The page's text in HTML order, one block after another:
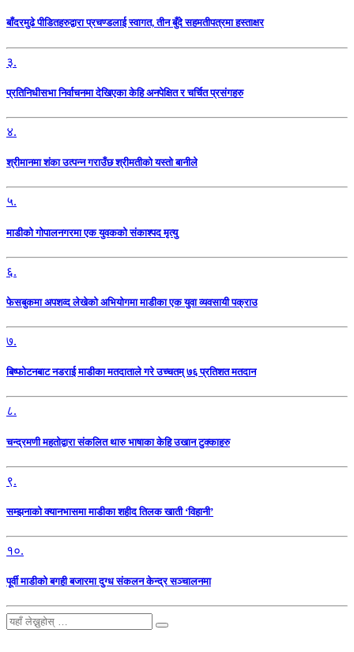
बाँदरमुढे पीडितहरुद्वारा प्रचण्डलाई स्वागत, तीन बुँदे सहमतीपत्रमा हस्ताक्षर
३.
प्रतिनिधीसभा निर्वाचनमा देखिएका केहि अनपेक्षित र चर्चित प्रसंगहरु
४.
श्रीमानमा शंका उत्पन्न गराउँछ श्रीमतीको यस्तो बानीले
५.
माडीको गोपालनगरमा एक युवकको संकाश्पद मृत्यु
६.
फेसबुकमा अपशव्द लेखेको अभियोगमा माडीका एक युवा व्यवसायी पक्राउ
७.
बिष्फोटनबाट नडराई माडीका मतदाताले गरे उच्चतम् ७६ प्रतिशत मतदान
८.
चन्द्रमणी महतोद्वारा संकलित थारु भाषाका केहि उखान टुक्काहरु
९.
सम्झनाको क्यानभासमा माडीका शहीद तिलक खाती ‘विहानी’
१०.
पूर्वी माडीको बगही बजारमा दुग्ध संकलन केन्द्र सञ्चालनमा